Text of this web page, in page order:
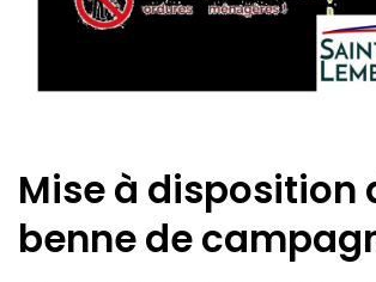
Mise à disposition
benne de